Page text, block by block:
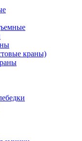
краны)